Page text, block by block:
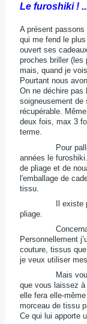
Le furoshiki !
A présent passons
qui me fend le
ouvert ses
proches briller
mais, quand je
Pourtant nous
On ne déchire pas
soigneusement de
récupérable.
deux fois, max 3
terme.
Pour pallier à
années le
de pliage et de
l'emballage de
tissu.
Il existe
pliage.
Concernant le
Personnellement
couture, tissus
je veux utiliser
Mais vous
que vous laissez à
elle fera elle-
morceau de tissu
Ce qui lui apporte